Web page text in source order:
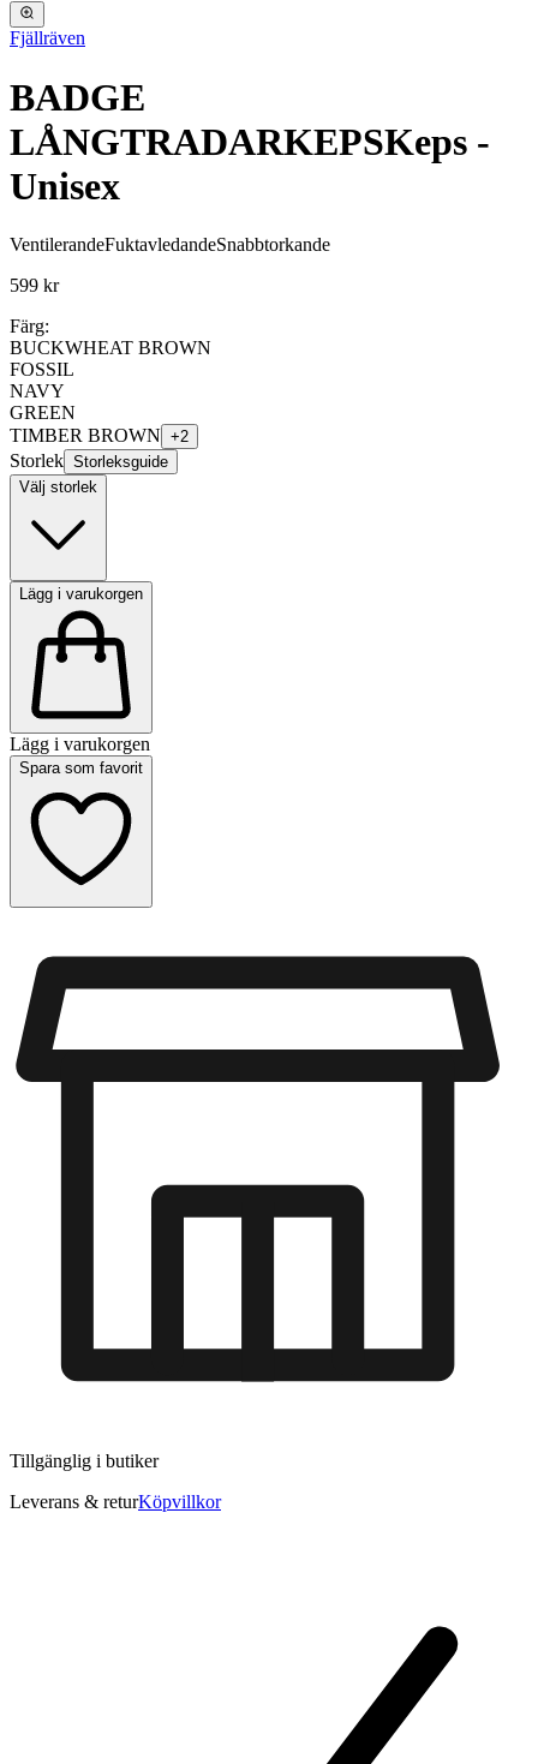
Fjällräven
BADGE
LÅNGTRADARKEPSKeps -
Unisex
VentilerandeFuktavledandeSnabbtorkande
599 kr
Färg:
BUCKWHEAT BROWN
FOSSIL
NAVY
GREEN
TIMBER BROWN +2
Storlek Storleksguide
Välj storlek
Lägg i varukorgen
Lägg i varukorgen
Spara som favorit
Tillgänglig i butiker
Leverans & returKöpvillkor